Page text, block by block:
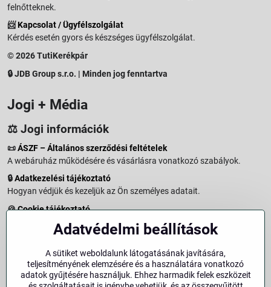
felnőtteknek.
📨Kapcsolat / Ügyfélszolgálat
Kérdés esetén gyors és készséges ügyfélszolgálat.
© 2026 TutiKerékpár
🔒 JDB Group s.r.o. | Minden jog fenntartva
Jogi + Média
⚖️ Jogi információk
📜ÁSZF – Általános szerződési feltételek
A webáruház működésére és vásárlásra vonatkozó szabályok.
🔒Adatkezelési tájékoztató
Hogyan védjük és kezeljük az Ön személyes adatait.
🍪Cookie tájékoztató
A weboldalon használt sütikről és adatkezelésről.
Vásárlástól való elállás menete és feltételei.
Elállás a szerződéstől
Adatvédelmi beállítások
A sütiket weboldalunk látogatásának javítására,
teljesítményének elemzésére és a használatára vonatkozó
adatok gyűjtésére használjuk. Ehhez harmadik felek eszközeit